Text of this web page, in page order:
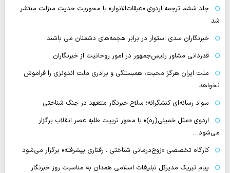
جلد ششم ترجمه اردوی «عبقات‌الانوار» با محوریت حدیث منزلت منتشر
شد
خبرنگاران سدی استوار در برابر هجمه‌های دشمنان می باشند
قدردانی مشاور رئیس‌جمهور در امور روحانیت از خبرنگاران
ملت ایران هرگز محبت، همبستگی و برادری ملت اندونزی را فراموش
نخواهد…
سواد رسانه‌ایِ کنشگرانه؛ سلاح خبرنگار متعهد در جنگ شناختی
اردوی «مثل خمینی(ره)» با محور تربیت طلبه عصر انقلاب برگزار
می‌شود…
کارگاه تخصصی «زوج‌درمانی شناختی ـ رفتاری پیشرفته» برگزار می‌شود
پیام تبریک مدیرکل تبلیغات اسلامی همدان به مناسبت روز خبرنگار